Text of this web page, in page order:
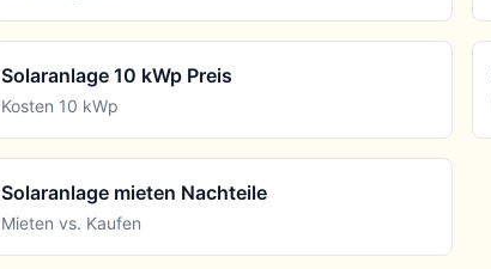
Solaranlage 10 kWp Preis
Kosten 10 kWp
Solaranlage mieten Nachteile
Mieten vs. Kaufen